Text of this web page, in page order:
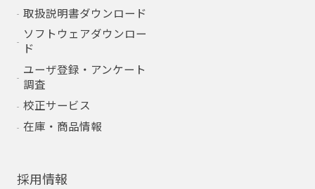
取扱説明書ダウンロード
ソフトウェアダウンロー
ド
ユーザ登録・アンケート
調査
校正サービス
在庫・商品情報
採用情報